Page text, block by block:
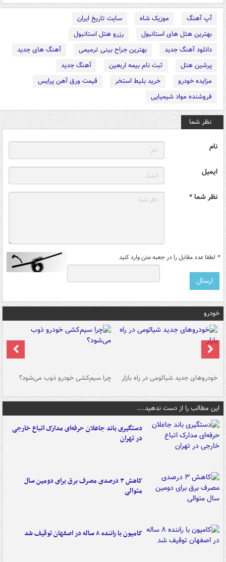
آپ آهنگ موزیک شاه
سایت تاریخ ایران
بهترین هتل های استانبول
رزرو هتل استانبول
دانلود آهنگ جدید
بهترین جراح بینی ترمیمی
آهنگ های جدید
پرشین هتل
ثبت نام بیمه اربعین
آهنگ جدید
مزایده خودرو
خرید بلیط استخر
قیمت ورق آهن پرایس
فروشنده مواد شیمیایی
نظر شما
نام
ایمیل
نظر شما *
* لطفا عدد مقابل را در جعبه متن وارد کنید
خودرو
خودروهای جدید شیائومی در راه بازار چرا سیم‌کشی خودرو ذوب می‌شود؟
این مطالب را از دست ندهید....
دستگیری باند جاعلان حرفه‌ای مدارک اتباع خارجی
در تهران
کاهش ۳ درصدی مصرف برق برای دومین سال
متوالی
کامیون با راننده ۸ ساله در اصفهان توقیف شد